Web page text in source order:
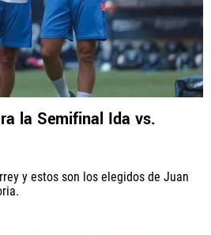
la Semifinal Ida vs.
y estos son los elegidos de Juan